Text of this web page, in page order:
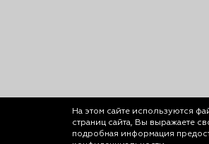
На этом сайте используются
страниц сайта, Вы выражаете
подробная информация